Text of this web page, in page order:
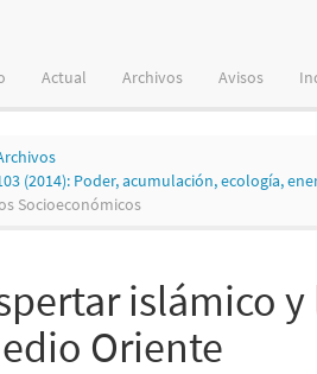
Actual Archivos Avisos
(2014): Poder, acumulación, ecología,
Socioeconómicos
islámico
Oriente